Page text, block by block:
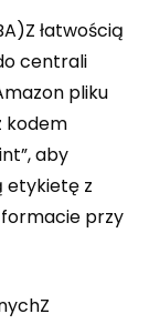
łatwością
centrali
pliku
kodem
aby
etykietę z
przy